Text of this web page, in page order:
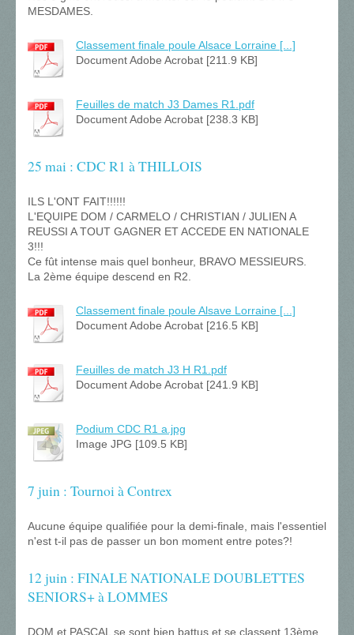
MESDAMES.
Classement finale poule Alsace Lorraine [...]
Document Adobe Acrobat [211.9 KB]
Feuilles de match J3 Dames R1.pdf
Document Adobe Acrobat [238.3 KB]
25 mai : CDC R1 à THILLOIS
ILS L'ONT FAIT!!!!!!
L'EQUIPE DOM / CARMELO / CHRISTIAN / JULIEN A
REUSSI A TOUT GAGNER ET ACCEDE EN NATIONALE
3!!!
Ce fût intense mais quel bonheur, BRAVO MESSIEURS.
La 2ème équipe descend en R2.
Classement finale poule Alsave Lorraine [...]
Document Adobe Acrobat [216.5 KB]
Feuilles de match J3 H R1.pdf
Document Adobe Acrobat [241.9 KB]
Podium CDC R1 a.jpg
Image JPG [109.5 KB]
7 juin : Tournoi à Contrex
Aucune équipe qualifiée pour la demi-finale, mais l'essentiel
n'est t-il pas de passer un bon moment entre potes?!
12 juin : FINALE NATIONALE DOUBLETTES
SENIORS+ à LOMMES
DOM et PASCAL se sont bien battus et se classent 13ème,